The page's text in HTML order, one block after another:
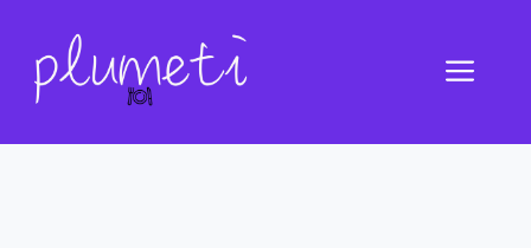
contenu